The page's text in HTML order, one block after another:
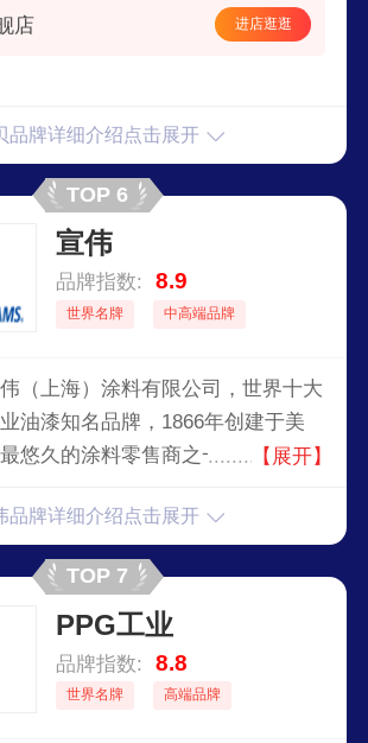
店 进店逛逛
品牌详细介绍点击展开
TOP 6
宣伟
品牌指数: 8.9
世界名牌 中高端品牌
（上海）涂料有限公司，世界十大
油漆知名品牌，1866年创建于美
悠久的涂料零售商之一，全球较大
商。
【展开】
品牌详细介绍点击展开
TOP 7
PPG工业
品牌指数: 8.8
世界名牌 高端品牌